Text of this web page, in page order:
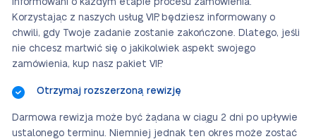
informowani o każdym etapie procesu zamówienia.
Korzystając z naszych usług VIP, będziesz informowany o
chwili, gdy Twoje zadanie zostanie zakończone. Dlatego, jeśli
nie chcesz martwić się o jakikolwiek aspekt swojego
zamówienia, kup nasz pakiet VIP.
Otrzymaj rozszerzoną rewizję
Darmowa rewizja może być żądana w ciągu 2 dni po upływie
ustalonego terminu. Niemniej jednak ten okres może zostać